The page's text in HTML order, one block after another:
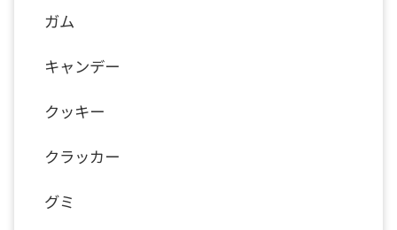
ガム
キャンデー
クッキー
クラッカー
グミ